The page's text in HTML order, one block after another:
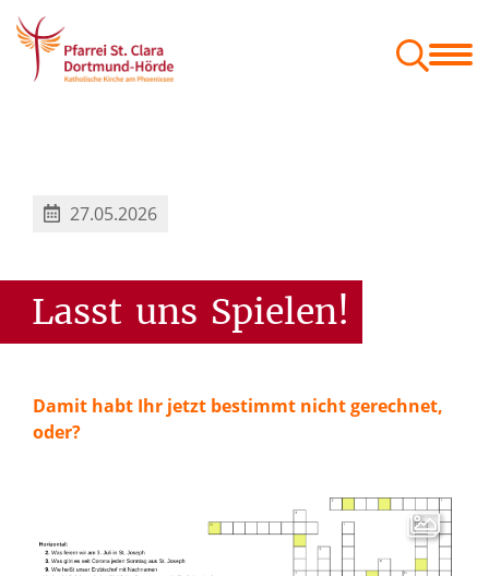
27.05.2026
Lasst uns Spielen!
Damit habt Ihr jetzt bestimmt nicht gerechnet,
oder?